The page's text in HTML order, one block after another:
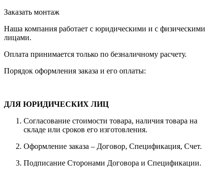
Заказать монтаж
Наша компания работает с юридическими и с физическими
лицами.
Оплата принимается только по безналичному расчету.
Порядок оформления заказа и его оплаты:
ДЛЯ ЮРИДИЧЕСКИХ ЛИЦ
Согласование стоимости товара, наличия товара на
складе или сроков его изготовления.
Оформление заказа – Договор, Спецификация, Счет.
Подписание Сторонами Договора и Спецификации.